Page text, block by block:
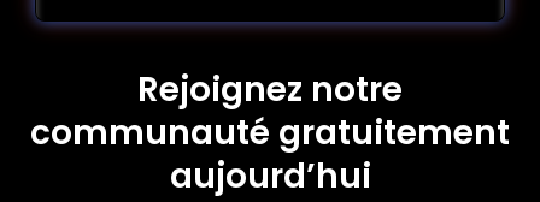
Rejoignez notre
communauté gratuitement
aujourd’hui